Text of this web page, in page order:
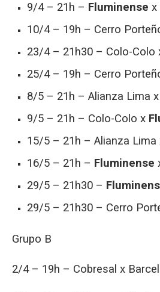
9/4 – 21h – Fluminense x
10/4 – 19h – Cerro
23/4 – 21h30 – Colo-Colo
25/4 – 19h – Cerro
8/5 – 21h – Alianza Lima
9/5 – 21h – Colo-Colo x
15/5 – 21h – Alianza Lima
16/5 – 21h – Fluminense
29/5 – 21h30 –
29/5 – 21h30 – Cerro
Grupo B
2/4 – 19h – Cobresal x